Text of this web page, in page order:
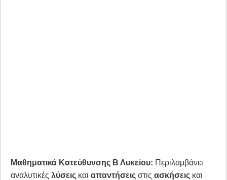
Μαθηματικά Κατεύθυνσης Β Λυκείου: Περιλαμβάνει
αναλυτικές λύσεις και απαντήσεις στις ασκήσεις και